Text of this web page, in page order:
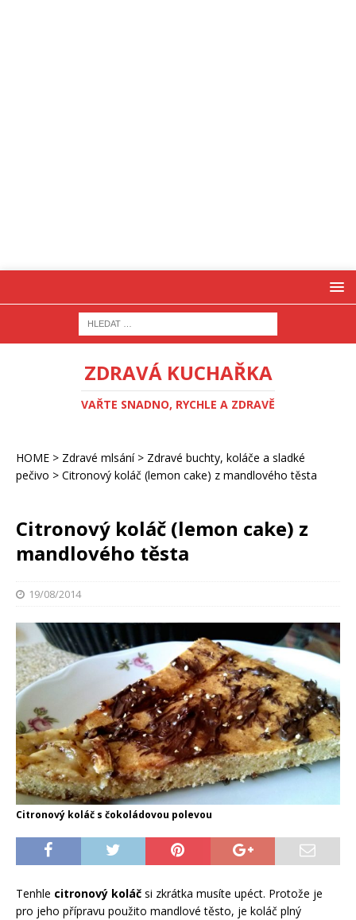
ZDRAVÁ KUCHAŘKA
VAŘTE SNADNO, RYCHLE A ZDRAVĚ
HOME > Zdravé mlsání> Zdravé buchty, koláče a sladké
pečivo > Citronový koláč (lemon cake) z mandlového těsta
Citronový koláč (lemon cake) z
mandlového těsta
19/08/2014
Citronový koláč s čokoládovou polevou
Tenhle citronový koláč si zkrátka musíte upéct. Protože je
pro jeho přípravu použito mandlové těsto, je koláč plný